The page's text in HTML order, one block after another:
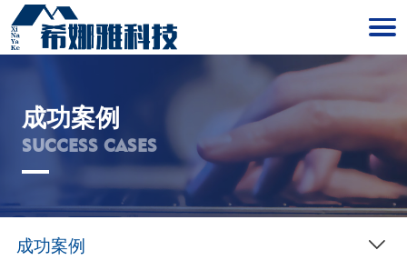
成功案例
SUCCESS CASES
成功案例